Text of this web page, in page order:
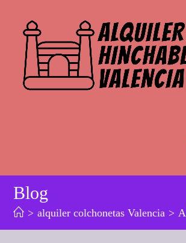
contenido
Blog
> alquiler colchonetas Valencia >